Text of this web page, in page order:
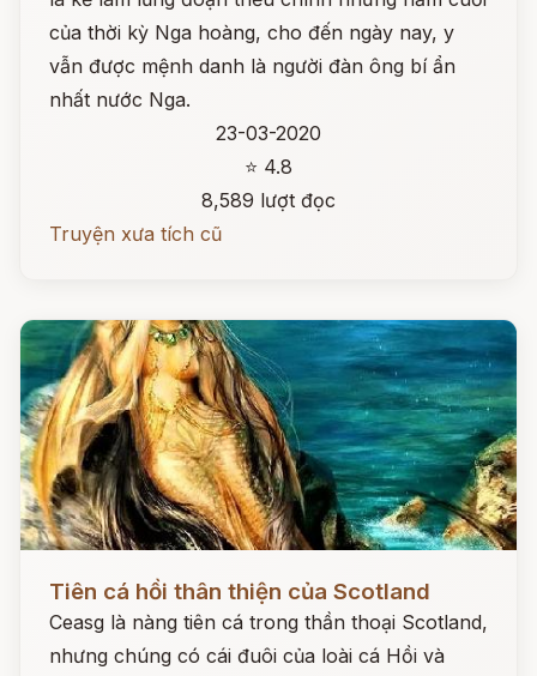
của thời kỳ Nga hoàng, cho đến ngày nay, y
vẫn được mệnh danh là người đàn ông bí ẩn
nhất nước Nga.
23-03-2020
⭐ 4.8
8,589 lượt đọc
Truyện xưa tích cũ
Tiên cá hồi thân thiện của Scotland
Ceasg là nàng tiên cá trong thần thoại Scotland,
nhưng chúng có cái đuôi của loài cá Hồi và